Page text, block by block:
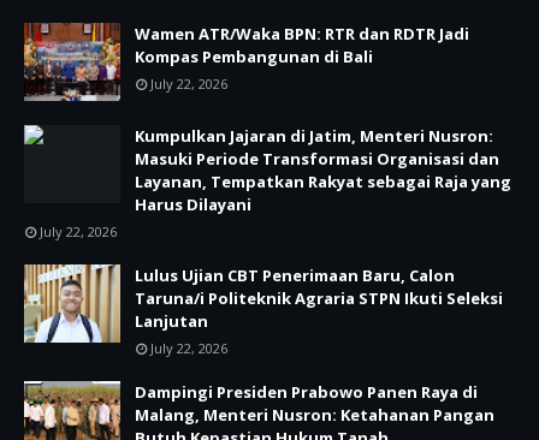
Wamen ATR/Waka BPN: RTR dan RDTR Jadi
Kompas Pembangunan di Bali
July 22, 2026
Kumpulkan Jajaran di Jatim, Menteri Nusron:
Masuki Periode Transformasi Organisasi dan
Layanan, Tempatkan Rakyat sebagai Raja yang
Harus Dilayani
July 22, 2026
Lulus Ujian CBT Penerimaan Baru, Calon
Taruna/i Politeknik Agraria STPN Ikuti Seleksi
Lanjutan
July 22, 2026
Dampingi Presiden Prabowo Panen Raya di
Malang, Menteri Nusron: Ketahanan Pangan